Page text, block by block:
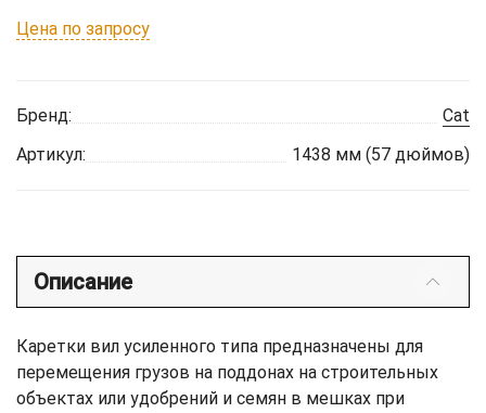
Цена по запросу
Бренд:
Cat
Артикул:
1438 мм (57 дюймов)
Описание
Каретки вил усиленного типа предназначены для
перемещения грузов на поддонах на строительных
объектах или удобрений и семян в мешках при